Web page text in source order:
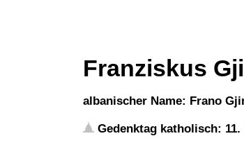
Franziskus
albanischer Name: Frano
Gedenktag katholisch: 11.